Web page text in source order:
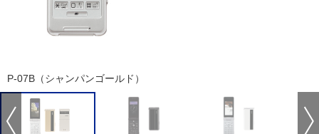
P-07B（シャンパンゴールド）